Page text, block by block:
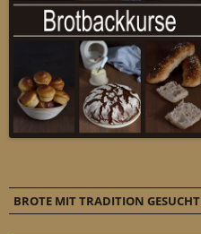
BROTE MIT TRADITION GESUCHT